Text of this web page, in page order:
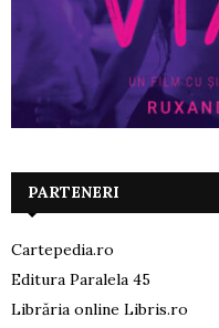
PARTENERI
Cartepedia.ro
Editura Paralela 45
Librăria online Libris.ro